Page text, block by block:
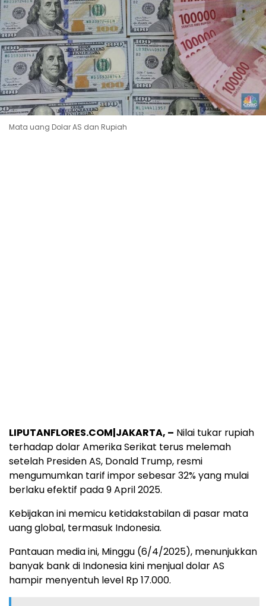
Mata uang Dolar AS dan Rupiah
LIPUTANFLORES.COM|JAKARTA, – Nilai tukar rupiah
terhadap dolar Amerika Serikat terus melemah
setelah Presiden AS, Donald Trump, resmi
mengumumkan tarif impor sebesar 32% yang mulai
berlaku efektif pada 9 April 2025.
Kebijakan ini memicu ketidakstabilan di pasar mata
uang global, termasuk Indonesia.
Pantauan media ini, Minggu (6/4/2025), menunjukkan
banyak bank di Indonesia kini menjual dolar AS
hampir menyentuh level Rp 17.000.